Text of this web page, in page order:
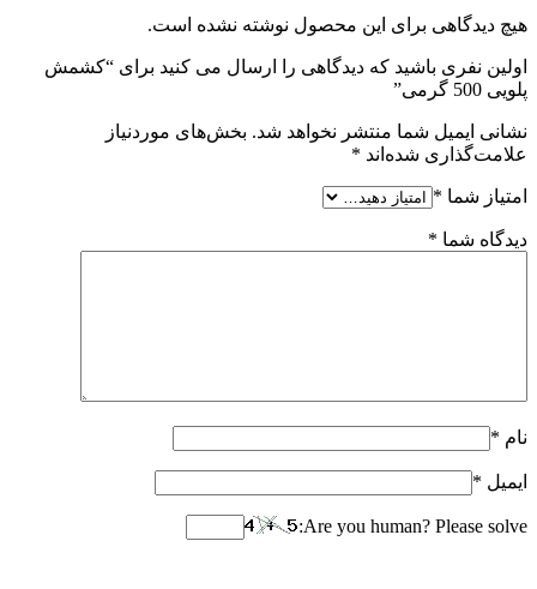
هیچ دیدگاهی برای این محصول نوشته نشده است.
اولین نفری باشید که دیدگاهی را ارسال می کنید برای “کشمش
پلویی 500 گرمی”
نشانی ایمیل شما منتشر نخواهد شد. بخش‌های موردنیاز
علامت‌گذاری شده‌اند *
امتیاز شما *
دیدگاه شما *
نام *
ایمیل *
Are you human? Please solve: